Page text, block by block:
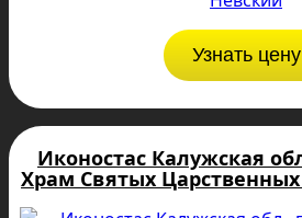
Узнать цену
Иконостас Калужская
Храм Святых Царственных